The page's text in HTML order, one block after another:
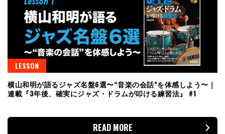
LESSON
横山和明が語るジャズ名盤6選〜“音楽の会話”を体感しよう〜｜
連載『3年後、確実にジャズ・ドラムが叩ける練習法』 #1
READ MORE